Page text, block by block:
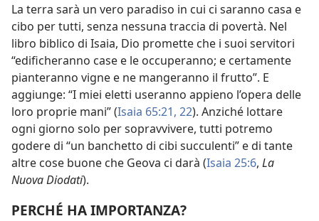
La terra sarà un vero paradiso in cui ci saranno casa e
cibo per tutti, senza nessuna traccia di povertà. Nel
libro biblico di Isaia, Dio promette che i suoi servitori
“edificheranno case e le occuperanno; e certamente
pianteranno vigne e ne mangeranno il frutto”. E
aggiunge: “I miei eletti useranno appieno l’opera delle
loro proprie mani” (Isaia 65:21, 22). Anziché lottare
ogni giorno solo per sopravvivere, tutti potremo
godere di “un banchetto di cibi succulenti” e di tante
altre cose buone che Geova ci darà (Isaia 25:6, La
Nuova Diodati).
PERCHÉ HA IMPORTANZA?